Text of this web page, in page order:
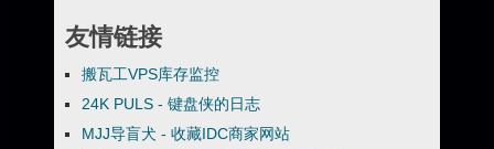
友情链接
搬瓦工VPS库存监控
24K PULS - 键盘侠的日志
MJJ导盲犬 - 收藏IDC商家网站